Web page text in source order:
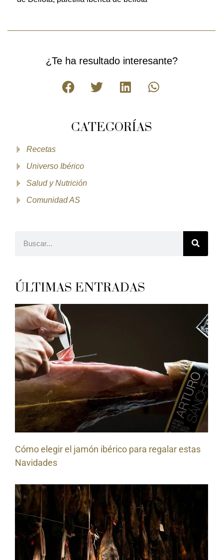
¿Te ha resultado interesante?
CATEGORÍAS
Recetas
Universo Ibérico
Salud y Nutrición
Comunidad AS
ÚLTIMAS ENTRADAS
Cómo elegir el jamón ibérico para regalar estas
Navidades